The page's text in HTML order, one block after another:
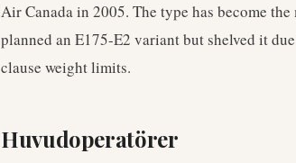
Air Canada in 2005. The type has become
planned an E175-E2 variant but shelved it
clause weight limits.
Huvudoperatörer